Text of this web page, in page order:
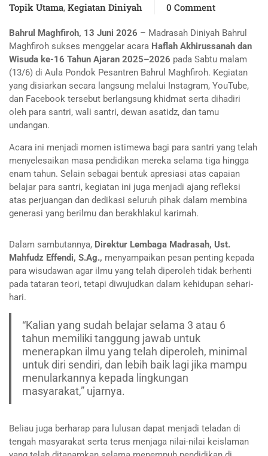
Topik Utama, Kegiatan Diniyah 0 Comment
Bahrul Maghfiroh, 13 Juni 2026 – Madrasah Diniyah Bahrul
Maghfiroh sukses menggelar acara Haflah Akhirussanah dan
Wisuda ke-16 Tahun Ajaran 2025–2026 pada Sabtu malam
(13/6) di Aula Pondok Pesantren Bahrul Maghfiroh. Kegiatan
yang disiarkan secara langsung melalui Instagram, YouTube,
dan Facebook tersebut berlangsung khidmat serta dihadiri
oleh para santri, wali santri, dewan asatidz, dan tamu
undangan.
Acara ini menjadi momen istimewa bagi para santri yang telah
menyelesaikan masa pendidikan mereka selama tiga hingga
enam tahun. Selain sebagai bentuk apresiasi atas capaian
belajar para santri, kegiatan ini juga menjadi ajang refleksi
atas perjuangan dan dedikasi seluruh pihak dalam membina
generasi yang berilmu dan berakhlakul karimah.
Dalam sambutannya, Direktur Lembaga Madrasah, Ust.
Mahfudz Effendi, S.Ag., menyampaikan pesan penting kepada
para wisudawan agar ilmu yang telah diperoleh tidak berhenti
pada tataran teori, tetapi diwujudkan dalam kehidupan sehari-
hari.
“Kalian yang sudah belajar selama 3 atau 6
tahun memiliki tanggung jawab untuk
menerapkan ilmu yang telah diperoleh, minimal
untuk diri sendiri, dan lebih baik lagi jika mampu
menularkannya kepada lingkungan
masyarakat,” ujarnya.
Beliau juga berharap para lulusan dapat menjadi teladan di
tengah masyarakat serta terus menjaga nilai-nilai keislaman